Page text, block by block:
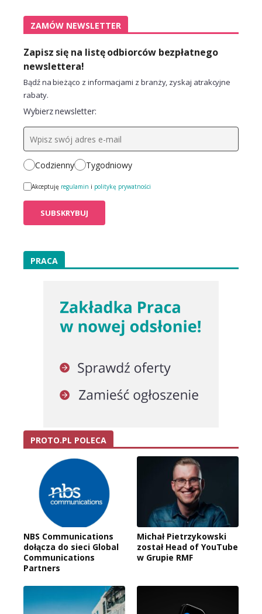
ZAMÓW NEWSLETTER
Zapisz się na listę odbiorców bezpłatnego
newslettera!
Bądź na bieżąco z informacjami z branży, zyskaj atrakcyjne
rabaty.
Wybierz newsletter:
Codzienny Tygodniowy
Akceptuję regulamin i politykę prywatności
PRACA
PROTO.PL POLECA
NBS Communications
dołącza do sieci Global
Communications
Partners
Michał Pietrzykowski
został Head of YouTube
w Grupie RMF